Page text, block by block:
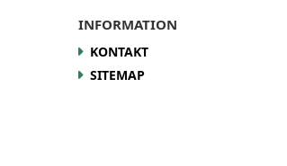
INFORMATION
KONTAKT
SITEMAP